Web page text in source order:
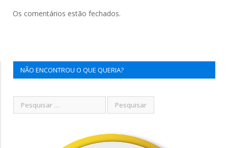
Os comentários estão fechados.
NÃO ENCONTROU O QUE QUERIA?